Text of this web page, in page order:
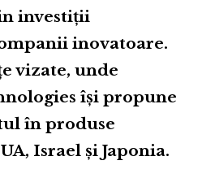
investiții
inovatoare.
vizate, unde
își propune
în produse
Israel și Japonia.